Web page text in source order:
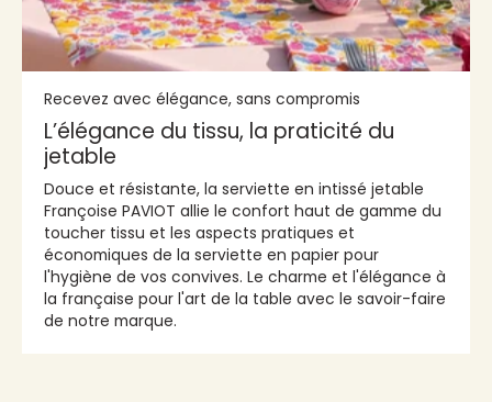
Recevez avec élégance, sans compromis
L’élégance du tissu, la praticité du
jetable
Douce et résistante, la serviette en intissé jetable
Françoise PAVIOT allie le confort haut de gamme du
toucher tissu et les aspects pratiques et
économiques de la serviette en papier pour
l'hygiène de vos convives. Le charme et l'élégance à
la française pour l'art de la table avec le savoir-faire
de notre marque.